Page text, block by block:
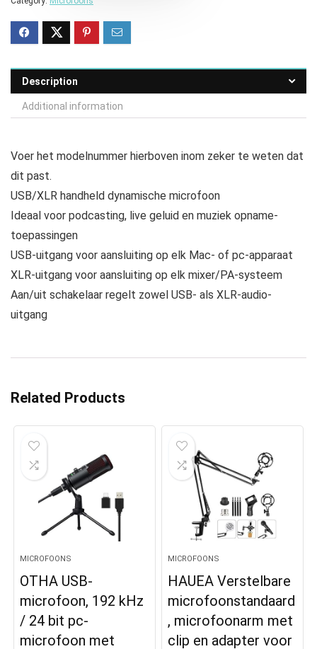
Description
Additional information
Voer het modelnummer hierboven inom zeker te weten dat
dit past.
USB/XLR handheld dynamische microfoon
Ideaal voor podcasting, live geluid en muziek opname-
toepassingen
USB-uitgang voor aansluiting op elk Mac- of pc-apparaat
XLR-uitgang voor aansluiting op elk mixer/PA-systeem
Aan/uit schakelaar regelt zowel USB- als XLR-audio-
uitgang
Related Products
MICROFOONS
OTHA USB-
microfoon, 192 kHz
/ 24 bit pc-
microfoon met
MICROFOONS
HAUEA Verstelbare
microfoonstandaard
, microfoonarm met
clip en adapter voor